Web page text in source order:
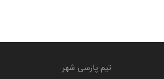
تیم پارسی شهر